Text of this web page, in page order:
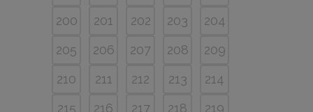
200
201 202 203
204
205
206 207 208
209
210
211 212 213
214
215
216 217 218
219